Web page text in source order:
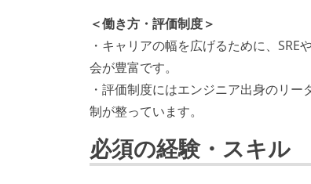
＜働き方・評価制度＞
・キャリアの幅を広げるために、
会が豊富です。
・評価制度にはエンジニア出身のリ
制が整っています。
必須の経験・スキル